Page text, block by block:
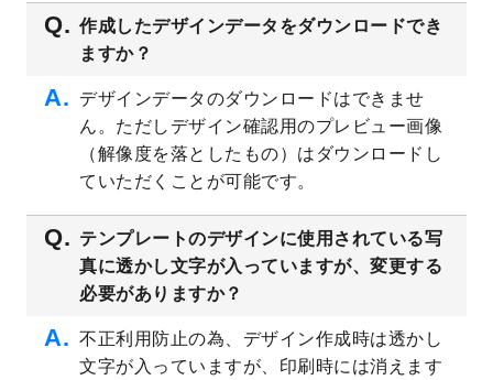
追加しました。
2023/4/20
2023/4/18
セミナー・講演会のチラシデザインテンプ
レートを追加しました。
2023/4/18
スポーツジム・フィットネスクラブのチラ
シデザインテンプレート
2023/3/16
シール・ラベルのデザインテンプレートを
公開いたしました。
2023/3/13
封筒（長3、洋長3、角2）のデザインテンプ
レートを追加しました。
2023/3/13
クリアファイルのデザインテンプレート
追加しました。
作成したデザインデータをダウンロードでき
ますか？
デザインデータのダウンロードはできませ
ん。ただしデザイン確認用のプレビュー画像
（解像度を落としたもの）はダウンロードし
ていただくことが可能です。
テンプレートのデザインに使用されている写
真に透かし文字が入っていますが、変更する
必要がありますか？
不正利用防止の為、デザイン作成時は透かし
文字が入っていますが、印刷時には消えます